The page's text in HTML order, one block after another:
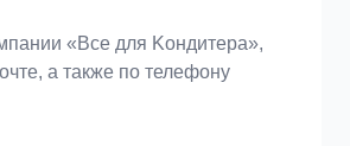
«Bce для Koндитeрa»,
а также по телефону